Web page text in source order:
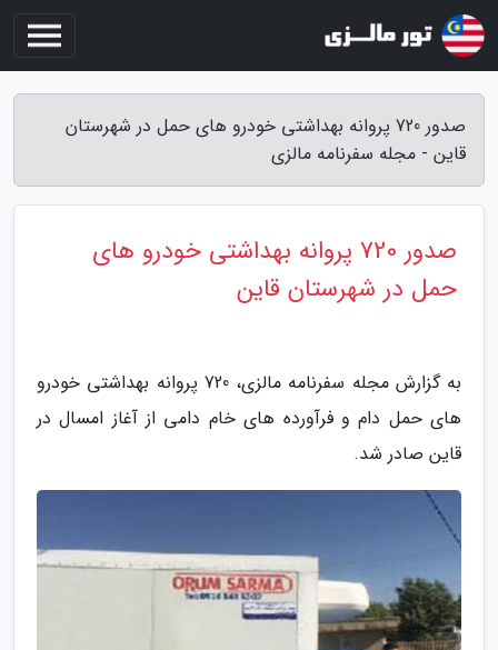
صدور 720 پروانه بهداشتی خودرو های حمل در شهرستان
قاین - مجله سفرنامه مالزی
صدور 720 پروانه بهداشتی خودرو های
حمل در شهرستان قاین
به گزارش مجله سفرنامه مالزی، 720 پروانه بهداشتی خودرو
های حمل دام و فرآورده های خام دامی از آغاز امسال در
قاین صادر شد.